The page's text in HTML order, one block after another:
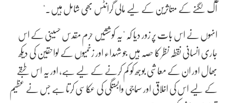
آگ لگنے کے متاثرین کے لیے مالی گرانٹس بھی شامل ہیں۔"
انہوں نے اس بات پر زور دیا کہ "یہ کوششیں حرم مقدس حسینی کے اس
جاری انسانی نقطہ نظر کا حصہ ہیں جو شہداء اور زخمیوں کے لواحقین کی دیکھ
بھال اور ان کے معاشی بوجھ کو کم کرنے کے لیے ہے، اور یہ اس طبقے
کے لیے اس کی اخلاقی اور سماجی وابستگی کی عکاسی کرتا ہے جس نے عظیم